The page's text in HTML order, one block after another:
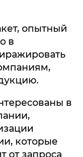
опытный
в
в
которые
от запроса